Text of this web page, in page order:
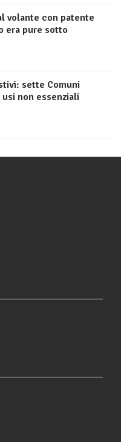
volante con patente
era pure sotto
sette Comuni
non essenziali